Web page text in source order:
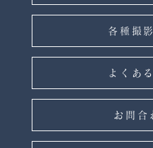
よくあ
お問合
各種撮